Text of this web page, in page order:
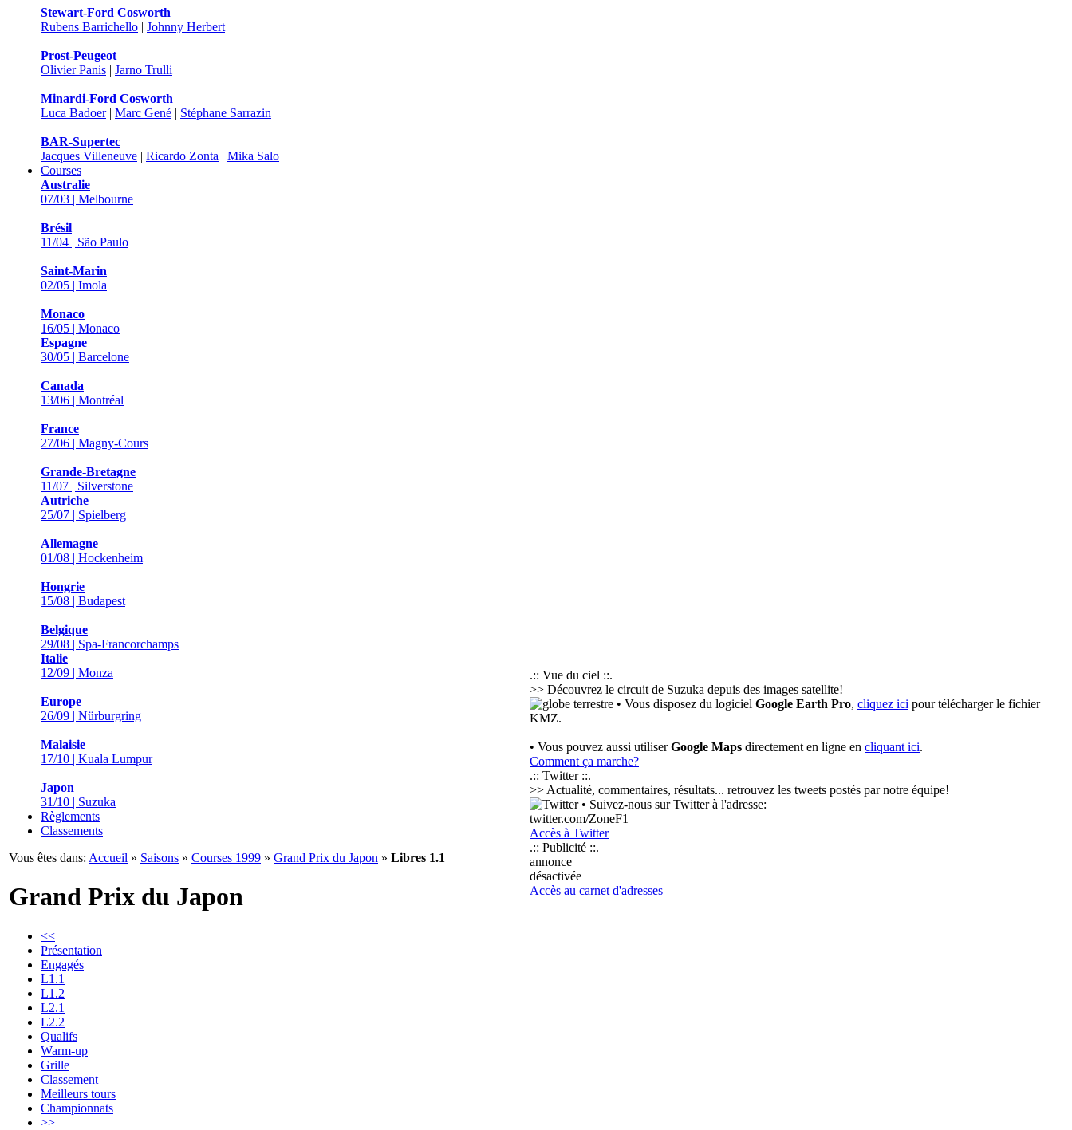
Stewart-Ford Cosworth
Rubens Barrichello | Johnny Herbert
Prost-Peugeot
Olivier Panis | Jarno Trulli
Minardi-Ford Cosworth
Luca Badoer| Marc Gené | Stéphane Sarrazin
BAR-Supertec
Jacques Villeneuve | Ricardo Zonta | Mika Salo
Courses
Australie
07/03 | Melbourne
Brésil
11/04 | São Paulo
Saint-Marin
02/05 | Imola
Monaco
16/05 | Monaco
Espagne
30/05 | Barcelone
Canada
13/06 | Montréal
France
27/06 | Magny-Cours
Grande-Bretagne
11/07 | Silverstone
Autriche
25/07 | Spielberg
Allemagne
01/08 | Hockenheim
Hongrie
15/08 | Budapest
Belgique
29/08 | Spa-Francorchamps
Italie
12/09 | Monza
Europe
26/09 | Nürburgring
Malaisie
17/10 | Kuala Lumpur
Japon
31/10 | Suzuka
Règlements
Classements
Vous êtes dans: Accueil » Saisons » Courses 1999 » Grand Prix du Japon » Libres 1.1
Grand Prix du Japon
<<
Présentation
Engagés
L1.1
L1.2
L2.1
L2.2
Qualifs
Warm-up
Grille
Classement
Meilleurs tours
Championnats
>>
.:: Vue du ciel ::.
>> Découvrez le circuit de Suzuka depuis des images satellite!
• Vous disposez du logiciel Google Earth Pro, cliquez ici pour télécharger le fichier
KMZ.
• Vous pouvez aussi utiliserGoogle Maps directement en ligne en cliquant ici.
Comment ça marche?
.:: Twitter ::.
>> Actualité, commentaires, résultats... retrouvez les tweets postés par notre équipe!
• Suivez-nous sur Twitter à l'adresse:
twitter.com/ZoneF1
Accès à Twitter
.:: Publicité ::.
annonce
désactivée
Accès au carnet d'adresses